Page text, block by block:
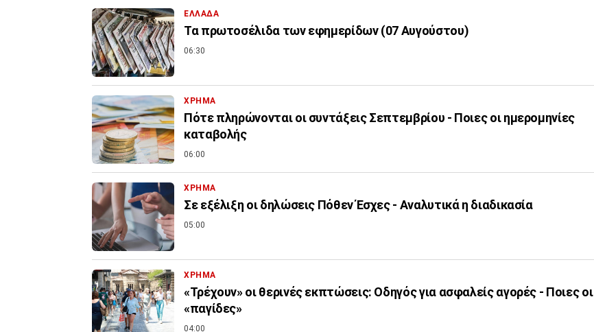
ΕΛΛΑΔΑ
Τα πρωτοσέλιδα των εφημερίδων (07 Αυγούστου)
06:30
ΧΡΗΜΑ
Πότε πληρώνονται οι συντάξεις Σεπτεμβρίου - Ποιες οι ημερομηνίες
καταβολής
06:00
ΧΡΗΜΑ
Σε εξέλιξη οι δηλώσεις Πόθεν Έσχες - Αναλυτικά η διαδικασία
05:00
ΧΡΗΜΑ
«Τρέχουν» οι θερινές εκπτώσεις: Οδηγός για ασφαλείς αγορές - Ποιες οι
«παγίδες»
04:00